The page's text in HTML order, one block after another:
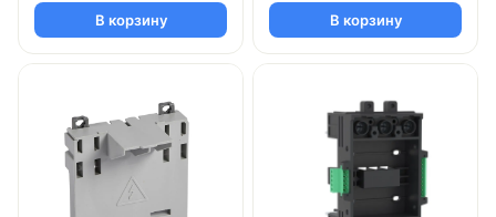
В корзину В корзину